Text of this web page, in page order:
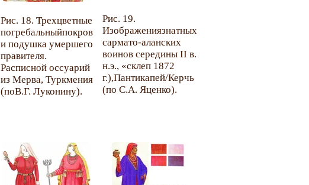
Рис. 18. Трехцветные
погребальныйпокров
и подушка умершего
правителя.
Расписной оссуарий
из Мерва, Туркмения
(поВ.Г. Луконину).
Рис. 19.
Изображениязнатных
сармато-аланских
воинов середины II в.
н.э., «склеп 1872
г.),Пантикапей/Керчь
(по С.А. Яценко).